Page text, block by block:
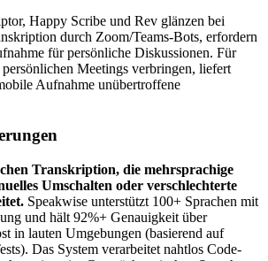
Happy Scribe und Rev glänzen bei
durch Zoom/Teams-Bots, erfordern
für persönliche Diskussionen. Für
Meetings verbringen, liefert
Aufnahme unübertroffene
Transkription, die mehrsprachige
Umschalten oder verschlechterte
Speakwise unterstützt 100+ Sprachen mit
und hält 92%+ Genauigkeit über
in lauten Umgebungen (basierend auf
Das System verarbeitet nahtlos Code-